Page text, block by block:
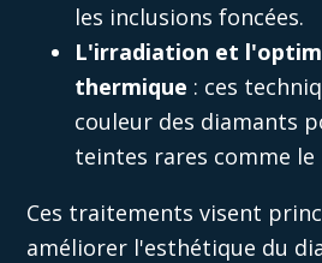
les inclusions foncées.
L'irradiation et
thermique : ces
couleur des diamants
teintes rares comme
Ces traitements visent
améliorer l'esthétique du